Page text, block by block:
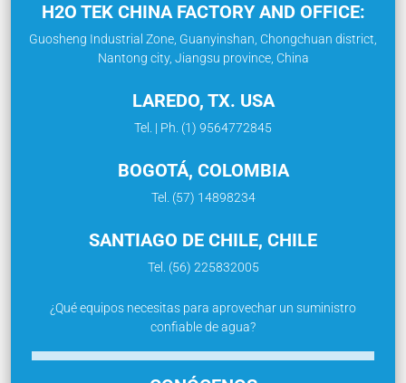
H2O TEK CHINA FACTORY AND OFFICE:
Guosheng Industrial Zone, Guanyinshan, Chongchuan district,
Nantong city, Jiangsu province, China
LAREDO, TX. USA
Tel. | Ph. (1) 9564772845
BOGOTÁ, COLOMBIA
Tel. (57) 14898234
SANTIAGO DE CHILE, CHILE
Tel. (56) 225832005
¿Qué equipos necesitas para aprovechar un suministro
confiable de agua?